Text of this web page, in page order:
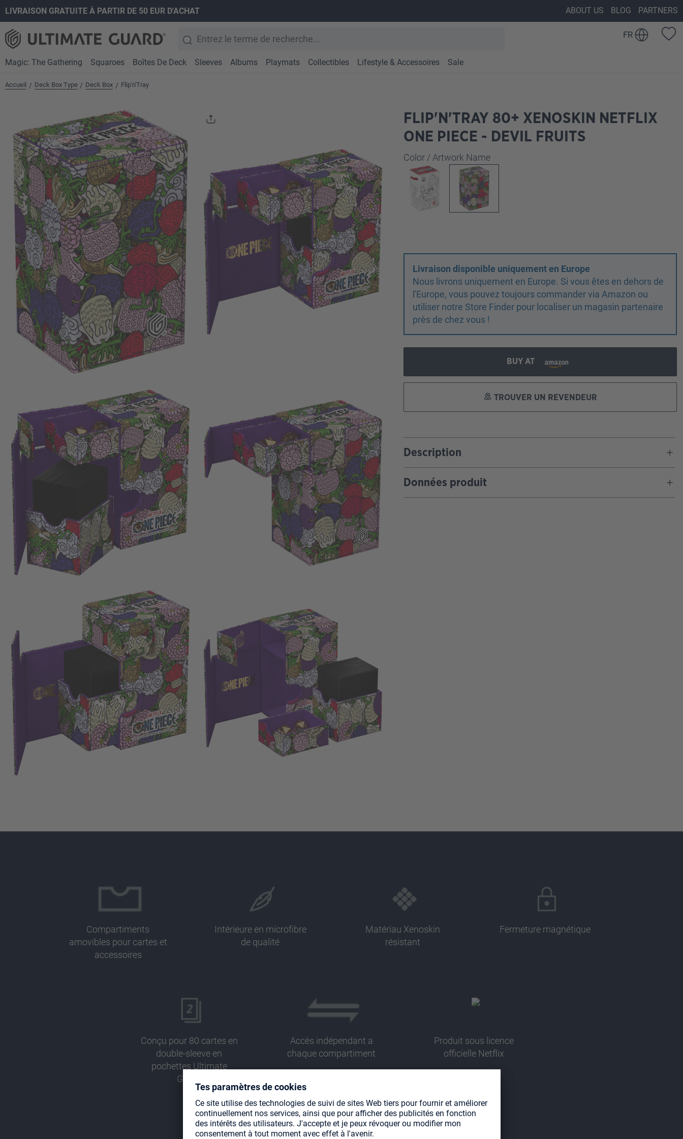
Passer à la navigation principale
LIVRAISON GRATUITE À PARTIR DE 50 EUR D'ACHAT ABOUT US BLOG PARTNERS
FR
Magic: The Gathering Squaroes Boîtes De Deck Sleeves Albums Playmats Collectibles Lifestyle & Accessoires Sale
Accueil / Deck Box Type / Deck Box / Flip'n'Tray
FLIP'N'TRAY 80+ XENOSKIN NETFLIX
ONE PIECE - DEVIL FRUITS
Sélectionnez
Color / Artwork Name
Livraison disponible uniquement en Europe
Nous livrons uniquement en Europe. Si vous êtes en dehors de
l'Europe, vous pouvez toujours commander via Amazon ou
utiliser notre Store Finder pour localiser un magasin partenaire
près de chez vous !
BUY AT
TROUVER UN REVENDEUR
Description
Données produit
Compartiments
amovibles pour cartes et
accessoires
Intérieure en microfibre
de qualité
Matériau Xenoskin
résistant
Fermeture magnétique
Conçu pour 80 cartes en
double-sleeve en
pochettes Ultimate
Guard
Accès indépendant a
chaque compartiment
Produit sous licence
officielle Netflix